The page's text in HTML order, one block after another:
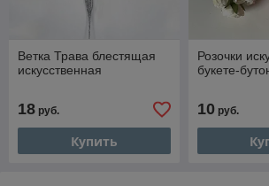
Ветка Трава блестящая
искусственная
18 руб.
Купить
Розочки
букете-
10руб.